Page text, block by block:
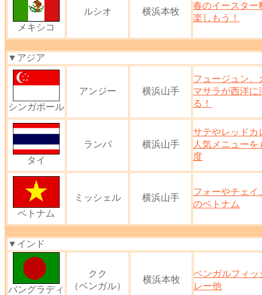
メキシコ
ルシオ 横浜本牧
春のイースター
楽しもう！
▼アジア
シンガポール
アンジー 横浜山手
フュージュン。
マサラが西洋に
る！
タイ
ランパ 横浜山手
サテやレッドカ
人気メニューを
度
ベトナム
ミッシェル 横浜山手
フォーやチェイ
のベトナム
▼インド
バングラディ
クク
（ベンガル）
横浜本牧
ベンガルフィッ
レー他